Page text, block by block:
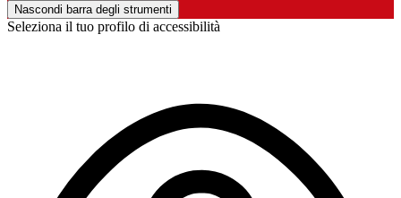
Nascondi barra degli strumenti
Seleziona il tuo profilo di accessibilità